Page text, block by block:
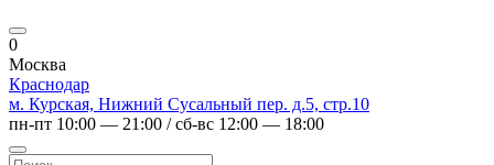
0
Москва
Краснодар
м. Курская, Нижний Сусальный пер. д.5, стр.10
пн-пт 10:00 — 21:00 / сб-вс 12:00 — 18:00